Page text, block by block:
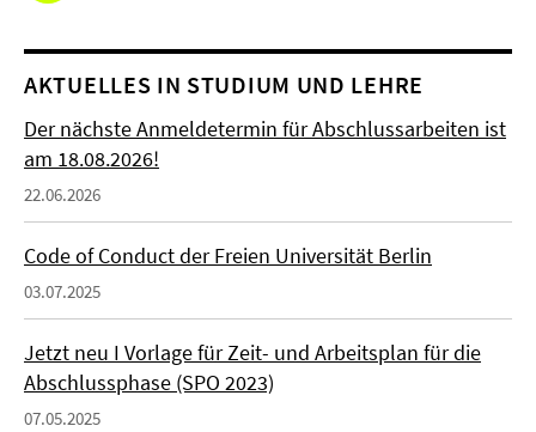
AKTUELLES IN STUDIUM UND LEHRE
Der nächste Anmeldetermin für Abschlussarbeiten ist
am 18.08.2026!
22.06.2026
Code of Conduct der Freien Universität Berlin
03.07.2025
Jetzt neu I Vorlage für Zeit- und Arbeitsplan für die
Abschlussphase (SPO 2023)
07.05.2025